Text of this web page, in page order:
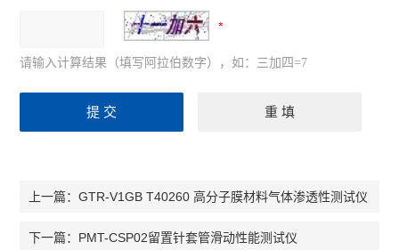
请输入计算结果（填写阿拉伯数字），如：三加四=7
上一篇：GTR-V1GB T40260 高分子膜材料气体渗透性测试仪
下一篇： PMT-CSP02留置针套管滑动性能测试仪